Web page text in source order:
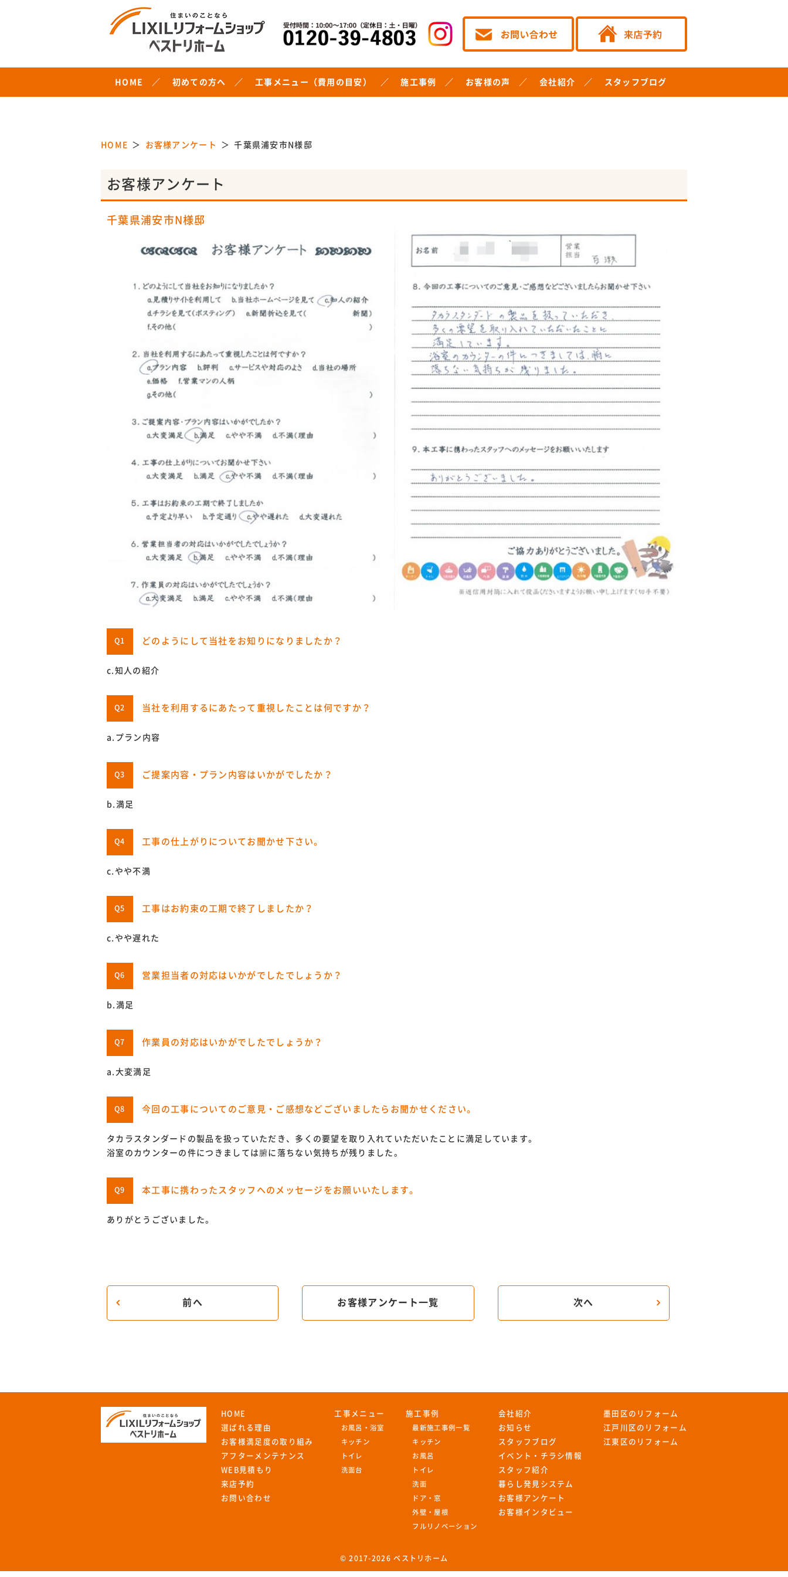
HOME 初めての方へ 工事メニュー（費用の目安） 施工事例 お客様の声 会社紹介 スタッフブログ
HOME お客様アンケート 千葉県浦安市N様邸
お客様アンケート
千葉県浦安市N様邸
Q1 どのようにして当社をお知りになりましたか？
c.知人の紹介
Q2 当社を利用するにあたって重視したことは何ですか？
a.プラン内容
Q3 ご提案内容・プラン内容はいかがでしたか？
b.満足
Q4 工事の仕上がりについてお聞かせ下さい。
c.やや不満
Q5 工事はお約束の工期で終了しましたか？
c.やや遅れた
Q6 営業担当者の対応はいかがでしたでしょうか？
b.満足
Q7 作業員の対応はいかがでしたでしょうか？
a.大変満足
Q8 今回の工事についてのご意見・ご感想などございましたらお聞かせください。
タカラスタンダードの製品を扱っていただき、多くの要望を取り入れていただいたことに満足しています。
浴室のカウンターの件につきましては腑に落ちない気持ちが残りました。
Q9 本工事に携わったスタッフへのメッセージをお願いいたします。
ありがとうございました。
前へ お客様アンケート一覧 次へ
HOME
選ばれる理由
お客様満足度の取り組み
アフターメンテナンス
WEB見積もり
来店予約
お問い合わせ
工事メニュー
お風呂・浴室
キッチン
トイレ
洗面台
施工事例
最新施工事例一覧
キッチン
お風呂
トイレ
洗面
ドア・窓
外壁・屋根
フルリノベーション
会社紹介
お知らせ
スタッフブログ
イベント・チラシ情報
スタッフ紹介
暮らし発見システム
お客様アンケート
お客様インタビュー
墨田区のリフォーム
江戸川区のリフォーム
江東区のリフォーム
© 2017-2026 ベストリホーム